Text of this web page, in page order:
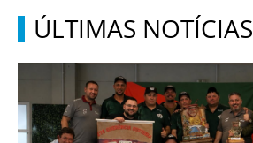
ÚLTIMAS NOTÍCIAS